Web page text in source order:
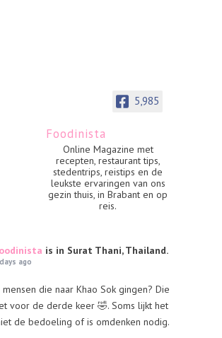
5,985
Foodinista
Online Magazine met
recepten, restaurant tips,
stedentrips, reistips en de
leukste ervaringen van ons
gezin thuis, in Brabant en op
reis.
is in Surat Thani, Thailand.
ago
die naar Khao Sok gingen? Die
voor de derde keer 🤣. Soms lijkt het
de bedoeling of is omdenken nodig.